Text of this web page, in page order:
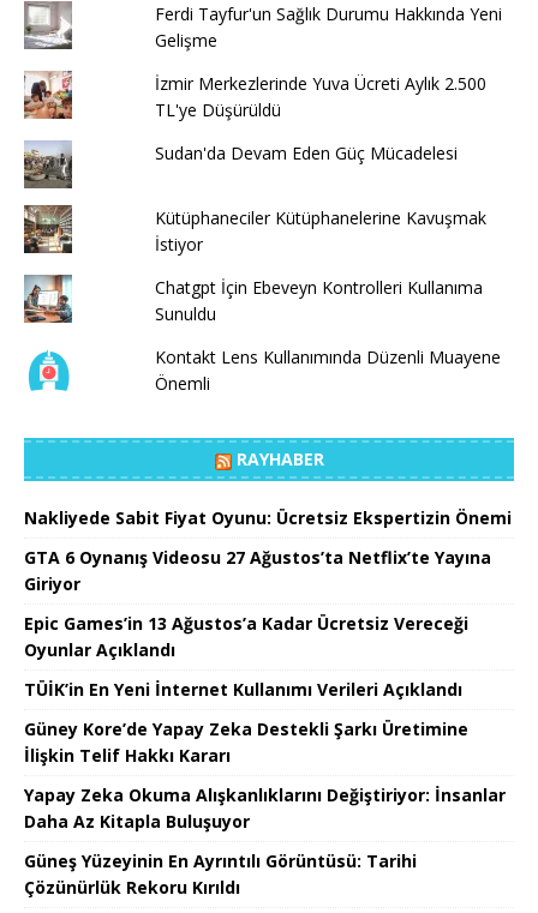
Ferdi Tayfur'un Sağlık Durumu Hakkında Yeni
Gelişme
İzmir Merkezlerinde Yuva Ücreti Aylık 2.500
TL'ye Düşürüldü
Sudan'da Devam Eden Güç Mücadelesi
Kütüphaneciler Kütüphanelerine Kavuşmak
İstiyor
Chatgpt İçin Ebeveyn Kontrolleri Kullanıma
Sunuldu
Kontakt Lens Kullanımında Düzenli Muayene
Önemli
RAYHABER
Nakliyede Sabit Fiyat Oyunu: Ücretsiz Ekspertizin Önemi
GTA 6 Oynanış Videosu 27 Ağustos’ta Netflix’te Yayına
Giriyor
Epic Games’in 13 Ağustos’a Kadar Ücretsiz Vereceği
Oyunlar Açıklandı
TÜİK’in En Yeni İnternet Kullanımı Verileri Açıklandı
Güney Kore’de Yapay Zeka Destekli Şarkı Üretimine
İlişkin Telif Hakkı Kararı
Yapay Zeka Okuma Alışkanlıklarını Değiştiriyor: İnsanlar
Daha Az Kitapla Buluşuyor
Güneş Yüzeyinin En Ayrıntılı Görüntüsü: Tarihi
Çözünürlük Rekoru Kırıldı